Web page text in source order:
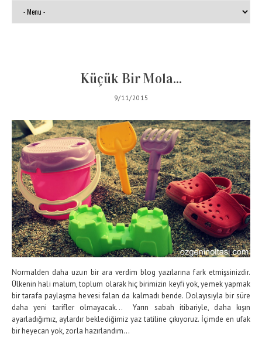
Küçük Bir Mola...
9/11/2015
Normalden daha uzun bir ara verdim blog yazılarına fark etmişsinizdir.
Ülkenin hali malum, toplum olarak hiç birimizin keyfi yok, yemek yapmak
bir tarafa paylaşma hevesi falan da kalmadı bende. Dolayısıyla bir süre
daha yeni tarifler olmayacak... Yarın sabah itibariyle, daha kışın
ayarladığımız, aylardır beklediğimiz yaz tatiline çıkıyoruz. İçimde en ufak
bir heyecan yok, zorla hazırlandım...